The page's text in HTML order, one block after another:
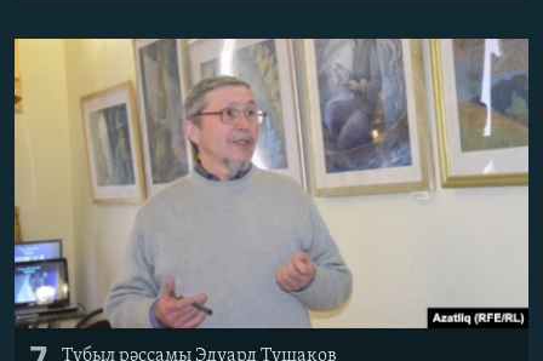
Тубыл рәссамы Эдуард Тушаков